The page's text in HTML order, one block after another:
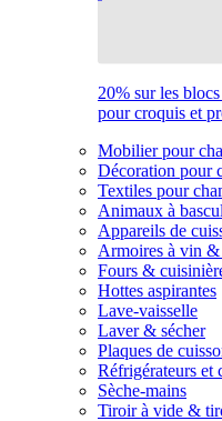
20% sur les
pour croquis et
Mobilier pour
Décoration pour
Textiles pour
Animaux à
Appareils de
Armoires à vin &
Fours &
Hottes aspirantes
Lave-vaisselle
Laver & sécher
Plaques de
Réfrigérateurs et
Sèche-mains
Tiroir à vide &